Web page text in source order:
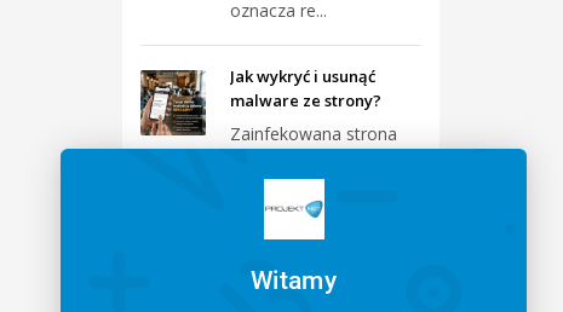
oznacza re...
Jak wykryć i usunąć
malware ze strony?
Zainfekowana strona
natychmiastowej izol...
wysyłać maile – jak
Witamy